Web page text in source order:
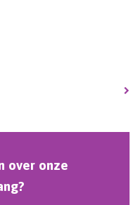
over onze